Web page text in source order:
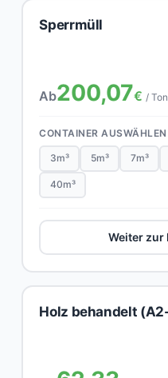
Sperrmüll
Ab200,07€ /
CONTAINER AUSWÄHLEN
3m³ 5m³ 7m³
40m³
Weiter zur
Holz behandelt